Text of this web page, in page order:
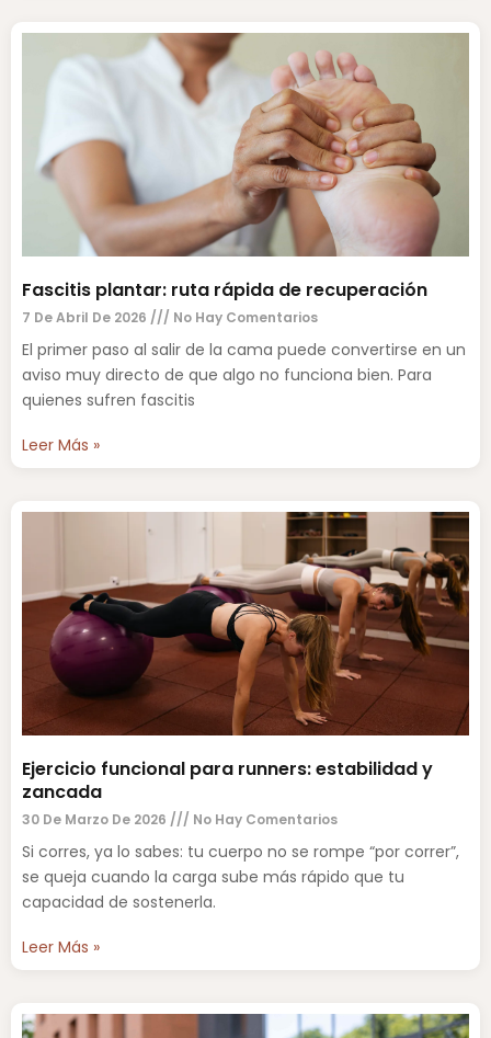
Fascitis plantar: ruta rápida de recuperación
7 De Abril De 2026 No Hay Comentarios
El primer paso al salir de la cama puede convertirse en un
aviso muy directo de que algo no funciona bien. Para
quienes sufren fascitis
Leer Más »
Ejercicio funcional para runners: estabilidad y
zancada
30 De Marzo De 2026 No Hay Comentarios
Si corres, ya lo sabes: tu cuerpo no se rompe “por correr”,
se queja cuando la carga sube más rápido que tu
capacidad de sostenerla.
Leer Más »